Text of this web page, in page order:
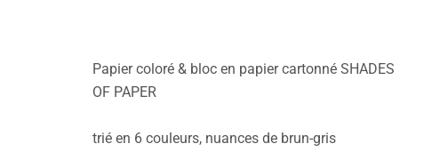
Papier coloré & bloc en papier cartonné SHADES
OF PAPER
trié en 6 couleurs, nuances de brun-gris